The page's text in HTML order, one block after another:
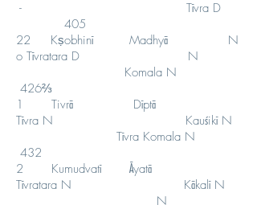
- Tīvra D
405
22 Kṣobhinī Madhyā N
o Tīvratara D N
Komala N
426⅔
1 Tivrā Dīptā
Tīvra N Kauśikī N
Tīvra Komala N
432
2 Kumudvatī Āyatā
Tīvratara N Kākalī N
N